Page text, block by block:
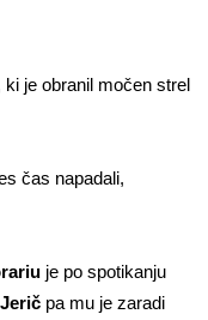
ki je obranil močen strel
čas napadali,
je po spotikanju
Jerič pa mu je zaradi